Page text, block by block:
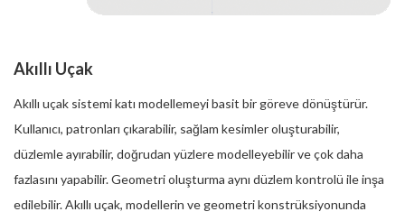
Akıllı Uçak
Akıllı uçak sistemi katı modellemeyi basit bir göreve dönüştürür.
Kullanıcı, patronları çıkarabilir, sağlam kesimler oluşturabilir,
düzlemle ayırabilir, doğrudan yüzlere modelleyebilir ve çok daha
fazlasını yapabilir. Geometri oluşturma aynı düzlem kontrolü ile inşa
edilebilir. Akıllı uçak, modellerin ve geometri konstrüksiyonunda